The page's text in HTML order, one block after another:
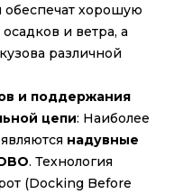
обеспечат хорошую
и ветра, а
различной
и поддержания
цепи: Наиболее
надувные
. Технология
(Docking Before